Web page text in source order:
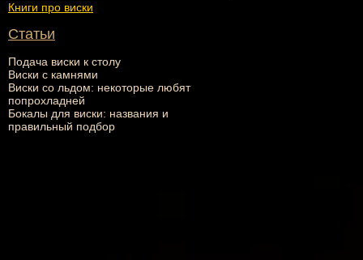
Книги про виски
Статьи
Подача виски к столу
Виски с камнями
Виски со льдом: некоторые любят
попрохладней
Бокалы для виски: названия и
правильный подбор